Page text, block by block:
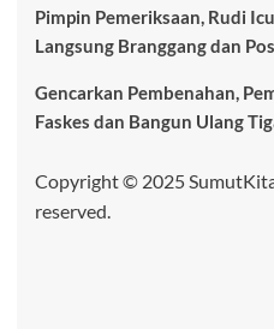
Pimpin Pemeriksaan, Rudi
Langsung Branggang dan
Gencarkan Pembenahan,
Faskes dan Bangun Ulang
Copyright © 2025
reserved.